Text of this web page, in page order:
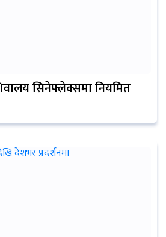
सिनेफ्लेक्समा नियमित